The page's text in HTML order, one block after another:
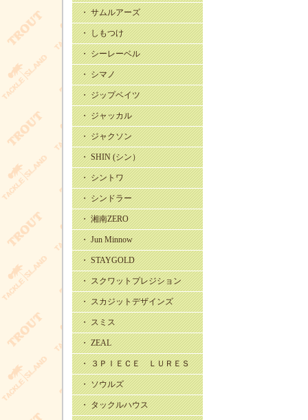
・ サムルアーズ
・ しもつけ
・ シーレーベル
・ シマノ
・ ジップベイツ
・ ジャッカル
・ ジャクソン
・ SHIN (シン）
・ シントワ
・ シンドラー
・ 湘南ZERO
・ Jun Minnow
・ STAYGOLD
・ スクワットプレジション
・ スカジットデザインズ
・ スミス
・ ZEAL
・ ３ＰＩＥＣＥ ＬＵＲＥＳ
・ ソウルズ
・ タックルハウス